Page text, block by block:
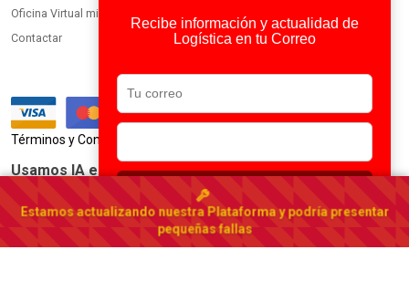
Recibe información y actualidad de
Logística en tu Correo
Suscribirse
Oficina Virtual miembros
Contactar
Términos y Condiciones
Usamos IA en todos nuestros procesos
Portal Logístico de Ecuador
Ecuador▾
© 2023-2026 DirectorioDeCarga.com
Estamos actualizando nuestra Plataforma y podría presentar
pequeñas fallas